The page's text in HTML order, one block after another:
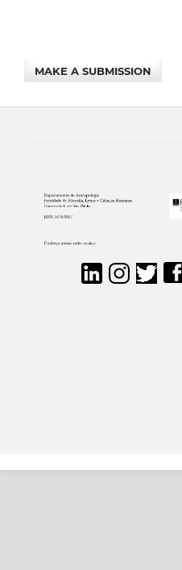
MAKE A SUBMISSION